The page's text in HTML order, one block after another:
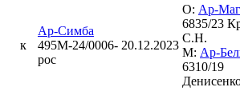
к
Ар-Симба
495М-24/0006-
рос
20.12.2023
О: Ар-
6835/23
С.Н.
М: Ар-
6310/19